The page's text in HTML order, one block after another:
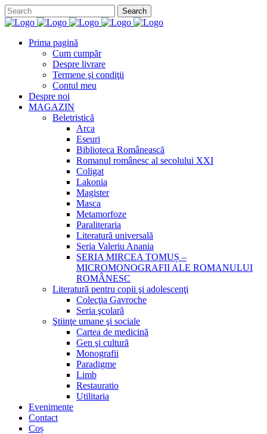
Prima pagină
Cum cumpăr
Despre livrare
Termene şi condiţii
Contul meu
Despre noi
MAGAZIN
Beletristică
Arca
Eseuri
Biblioteca Românească
Romanul românesc al secolului XXI
Coligat
Lakonia
Magister
Masca
Metamorfoze
Paraliteraria
Literatură universală
Seria Valeriu Anania
SERIA MIRCEA TOMUȘ –
MICROMONOGRAFII ALE ROMANULUI
ROMÂNESC
Literatură pentru copii şi adolescenţi
Colecţia Gavroche
Seria şcolară
Ştiinţe umane şi sociale
Cartea de medicină
Gen şi cultură
Monografii
Paradigme
Limb
Restauratio
Utilitaria
Evenimente
Contact
Coș